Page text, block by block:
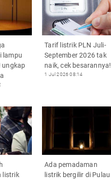
lampu
ungkap
Tarif listrik PLN Juli-
September 2026 tak
naik, cek besarannya!
1 Jul 2026 08:14
listrik
Ada pemadaman
listrik bergilir di Pulau